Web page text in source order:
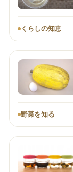
くらしの知恵
野菜を知る